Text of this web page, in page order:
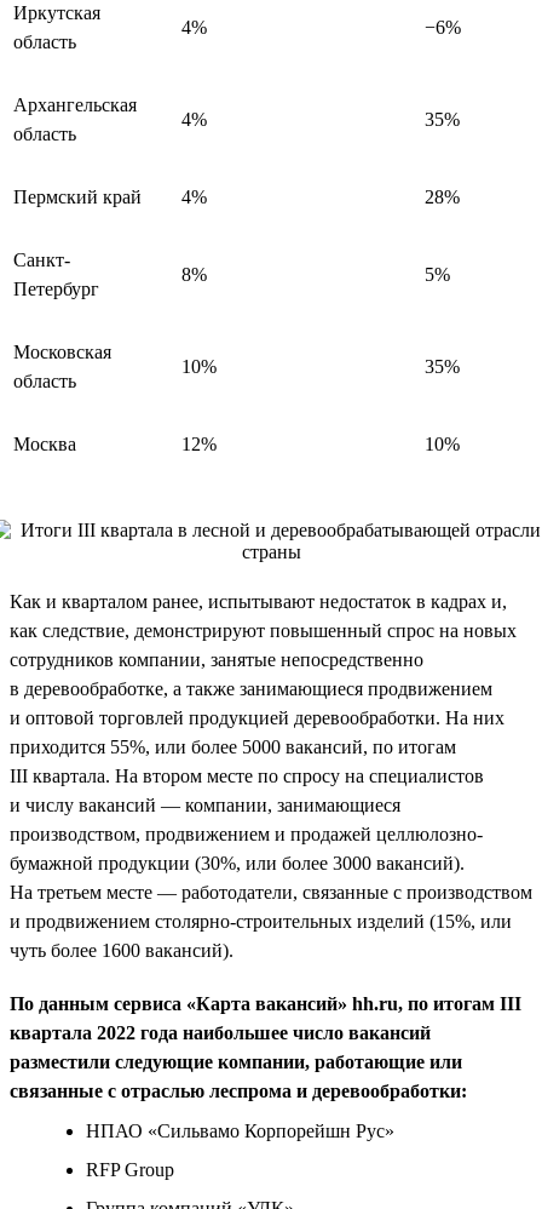
Иркутская
область
4% −6%
Архангельская
область
4% 35%
Пермский край 4% 28%
Санкт-
Петербург
8% 5%
Московская
область
10% 35%
Москва 12% 10%
Как и кварталом ранее, испытывают недостаток в кадрах и,
как следствие, демонстрируют повышенный спрос на новых
сотрудников компании, занятые непосредственно
в деревообработке, а также занимающиеся продвижением
и оптовой торговлей продукцией деревообработки. На них
приходится 55%, или более 5000 вакансий, по итогам
III квартала. На втором месте по спросу на специалистов
и числу вакансий — компании, занимающиеся
производством, продвижением и продажей целлюлозно-
бумажной продукции (30%, или более 3000 вакансий).
На третьем месте — работодатели, связанные с производством
и продвижением столярно-строительных изделий (15%, или
чуть более 1600 вакансий).
По данным сервиса «Карта вакансий» hh.ru, по итогам III
квартала 2022 года наибольшее число вакансий
разместили следующие компании, работающие или
связанные с отраслью леспрома и деревообработки:
НПАО «Сильвамо Корпорейшн Рус»
RFP Group